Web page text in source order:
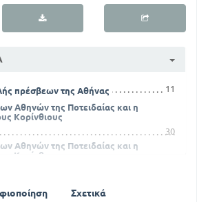
πρέσβεων της Αθήνας
11
Αθηνών της Ποτειδαίας και η
Κορίνθιους
30
Αθηνών της Ποτειδαίας και η
Κορίνθιους
Σπάρτης
Σχετικά